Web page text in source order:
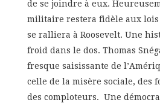
de se joindre à eux.
militaire restera fidèle aux lois
se ralliera à Roosevelt. Une
froid dans le dos. Thomas
fresque saisissante de
celle de la misère sociale, des
des comploteurs. Une